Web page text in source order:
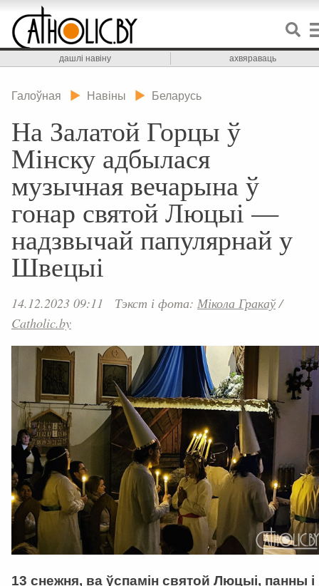
дашлі навіну ахвяраваць
Галоўная Навіны Беларусь
На Залатой Горцы ў
Мінску адбылася
музычная вечарына ў
гонар святой Люцыі —
надзвычай папулярнай у
Швецыі
14.12.2023 09:11 Тэкст і фота: Мікола Гракаў/
Catholic.by
13 снежня, ва ўспамін святой Люцыі, панны і